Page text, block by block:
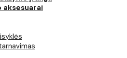
aksesuarai